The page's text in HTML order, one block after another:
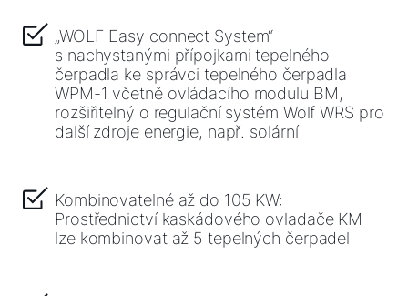
„WOLF Easy connect System“
s nachystanými přípojkami tepelného
čerpadla ke správci tepelného čerpadla
WPM-1 včetně ovládacího modulu BM,
rozšiřitelný o regulační systém Wolf WRS pro
další zdroje energie, např. solární
Kombinovatelné až do 105 KW:
Prostřednictví kaskádového ovladače KM
lze kombinovat až 5 tepelných čerpadel